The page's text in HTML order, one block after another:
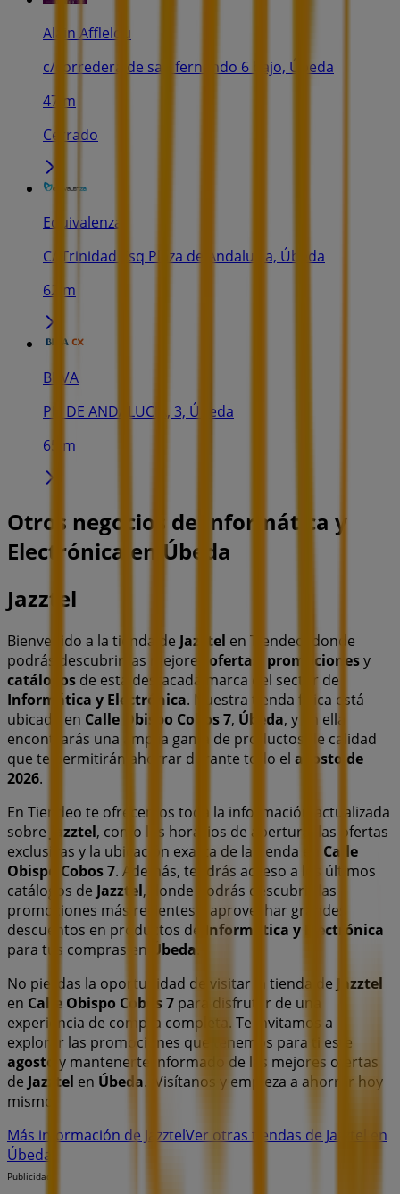
Alain Afflelou
c/corredera de san fernando 6 bajo, Úbeda
47 m
Cerrado
Equivalenza
C/ Trinidad Esq Plaza de Andaluc­ia, Úbeda
62 m
BBVA
PL. DE ANDALUCIA, 3, Úbeda
65 m
Otros negocios de Informática y
Electrónica en Úbeda
Jazztel
Bienvenido a la tienda de Jazztel en Tiendeo, donde
podrás descubrir las mejores ofertas promocionesy
catálogos de esta destacada marca del sector de
Informática y Electrónica. Nuestra tienda física está
ubicada en Calle Obispo Cobos 7, Úbeda, y en ella
encontrarás una amplia gama de productos de calidad
que te permitirán ahorrar durante todo el agosto de
2026.
En Tiendeo te ofrecemos toda la información actualizada
sobre
Jazztel, como los horarios de apertura, las ofertas
exclusivas y la ubicación exacta de la tienda en Calle
Obispo Cobos 7. Además, tendrás acceso a los últimos
catálogos de Jazztel, donde podrás descubrir las
promociones más recientes y aprovechar grandes
descuentos en productos de
Informática y Electrónica
para tus compras en
Úbeda
No pierdas la oportunidad de visitar la tienda de Jazztel
en Calle Obispo Cobos 7 para disfrutar de una
experiencia de compra completa. Te invitamos a
explorar las promociones que tenemos para ti este
agosto y mantenerte informado de las mejores ofertas
de Jazztel en Úbeda. ¡Visítanos y empieza a ahorrar hoy
mismo!
Más información de JazztelVer otras tiendas de Jazztel en
Úbeda
Publicidad